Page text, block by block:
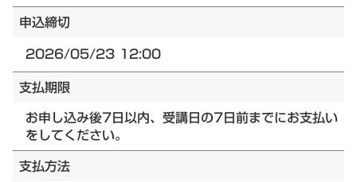
申込締切
2026/05/23 12:00
支払期限
お申し込み後7日以内、受講日の7日前までにお支払い
をしてください。
支払方法